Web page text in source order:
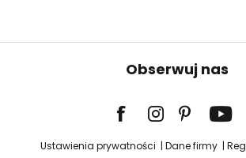
Obserwuj nas
Ustawienia prywatności Dane firmy